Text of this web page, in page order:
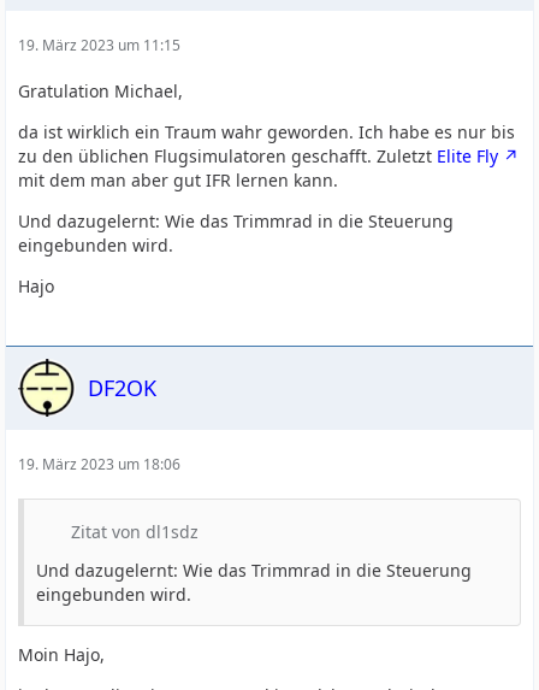
19. März 2023 um 11:15
Gratulation Michael,
da ist wirklich ein Traum wahr geworden. Ich habe es nur bis
zu den üblichen Flugsimulatoren geschafft. Zuletzt Elite Fly
mit dem man aber gut IFR lernen kann.
Und dazugelernt: Wie das Trimmrad in die Steuerung
eingebunden wird.
Hajo
DF2OK
19. März 2023 um 18:06
Zitat von dl1sdz
Und dazugelernt: Wie das Trimmrad in die Steuerung
eingebunden wird.
Moin Hajo,